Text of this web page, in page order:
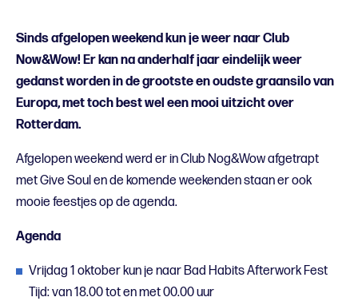
Sinds afgelopen weekend kun je weer naar Club
Now&Wow! Er kan na anderhalf jaar eindelijk weer
gedanst worden in de grootste en oudste graansilo van
Europa, met toch best wel een mooi uitzicht over
Rotterdam.
Afgelopen weekend werd er in Club Nog&Wow afgetrapt
met Give Soul en de komende weekenden staan er ook
mooie feestjes op de agenda.
Agenda
Vrijdag 1 oktober kun je naar Bad Habits Afterwork Fest
Tijd: van 18.00 tot en met 00.00 uur